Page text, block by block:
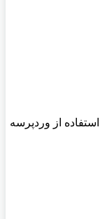
از وردپرسه